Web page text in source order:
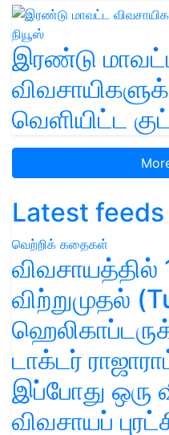
இரண்டு
வெளியிட்ட
Latest feeds
வெற்றிக் கதைகள்
விவசாயத்தில்
விற்றுமுதல்
டாக்டர்
இப்போது ஒரு
விவசாயப்